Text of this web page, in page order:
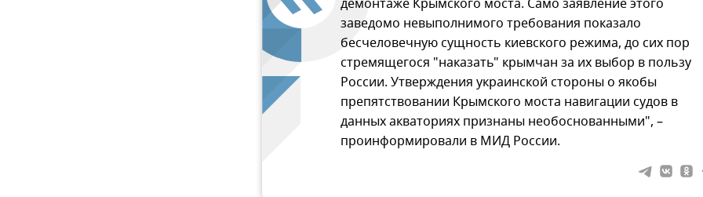
демонтаже Крымского моста. Само заявление этого
заведомо невыполнимого требования показало
бесчеловечную сущность киевского режима, до сих пор
стремящегося "наказать" крымчан за их выбор в пользу
России. Утверждения украинской стороны о якобы
препятствовании Крымского моста навигации судов в
данных акваториях признаны необоснованными", –
проинформировали в МИД России.